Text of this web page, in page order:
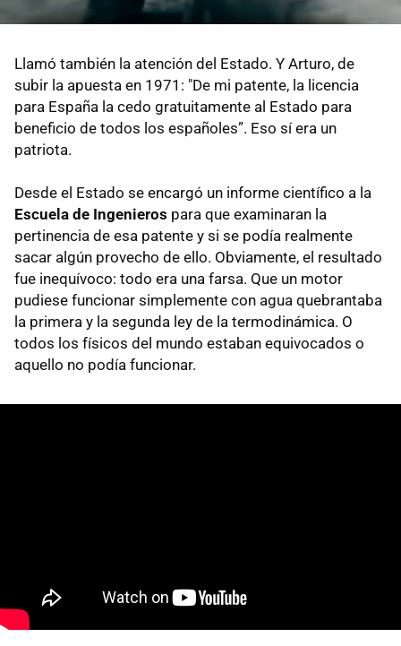
Llamó también la atención del Estado. Y Arturo, de
subir la apuesta en 1971: "De mi patente, la licencia
para España la cedo gratuitamente al Estado para
beneficio de todos los españoles”. Eso sí era un
patriota.
Desde el Estado se encargó un informe científico a la
Escuela de Ingenieros para que examinaran la
pertinencia de esa patente y si se podía realmente
sacar algún provecho de ello. Obviamente, el resultado
fue inequívoco: todo era una farsa. Que un motor
pudiese funcionar simplemente con agua quebrantaba
la primera y la segunda ley de la termodinámica. O
todos los físicos del mundo estaban equivocados o
aquello no podía funcionar.